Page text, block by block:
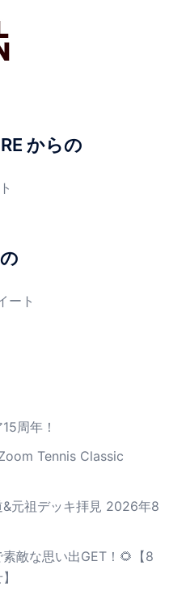
からの
ート
周年！
Tennis Classic
&元祖デッキ拝見 2026年8
敵な思い出GET！🌻【8